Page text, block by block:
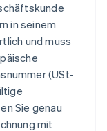
in seinem
und muss
(USt-
Sie genau
mit